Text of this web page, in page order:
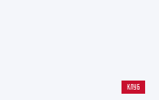
КЛУБ